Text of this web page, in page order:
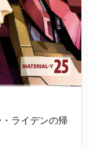
・ライデンの帰